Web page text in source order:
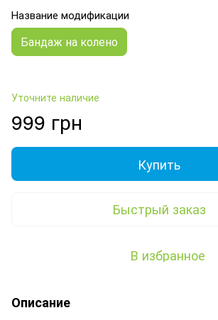
Название модификации
Бандаж на колено
Уточните наличие
999 грн
Купить
Быстрый заказ
В избранное
Описание